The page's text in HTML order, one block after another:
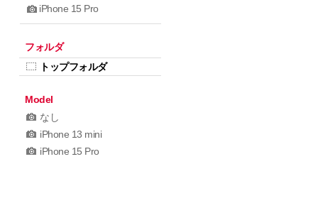
iPhone 15 Pro
フォルダ
トップフォルダ
Model
なし
iPhone 13 mini
iPhone 15 Pro